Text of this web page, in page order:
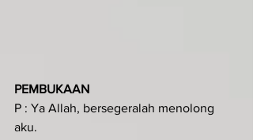
PEMBUKAAN
P : Ya Allah, bersegeralah menolong
aku.